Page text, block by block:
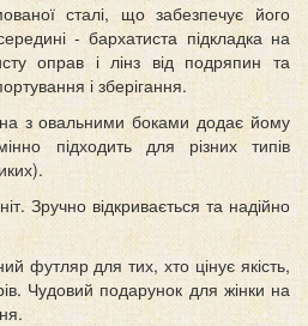
сталі, що забезпечує його
- бархатиста підкладка на
оправ і лінз від подряпин та
і зберігання.
з овальними боками додає йому
підходить для різних типів
Зручно відкривається та надійно
футляр для тих, хто цінує якість,
Чудовий подарунок для жінки на